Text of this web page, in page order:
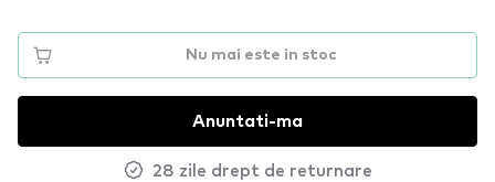
Nu mai este in stoc
Anuntati-ma
28 zile drept de returnare